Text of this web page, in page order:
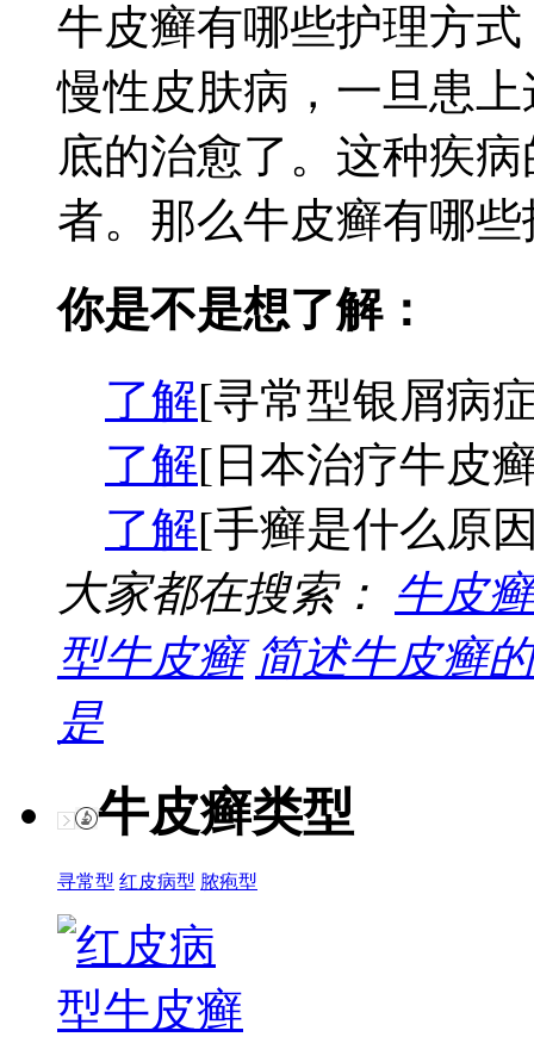
牛皮癣有哪些护理方
慢性皮肤病，一旦患
底的治愈了。这种疾
者。那么牛皮癣有哪
你是不是想了解：
了解[寻常型银屑病
了解[日本治疗牛皮
了解[手癣是什么原
大家都在搜索： 牛皮
型牛皮癣 简述牛皮癣
是
牛皮癣类型
寻常型 红皮病型 脓疱型